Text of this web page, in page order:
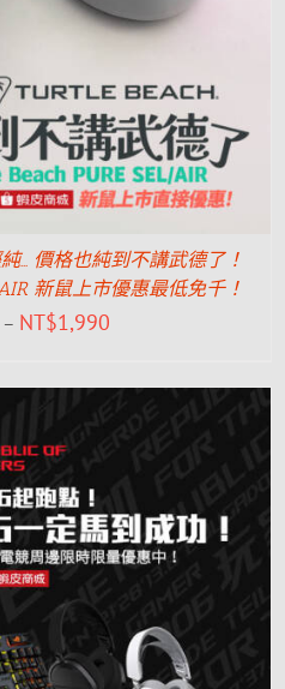
… 價格也純到不講武德了！
新鼠上市優惠最低免千！
– NT$1,990